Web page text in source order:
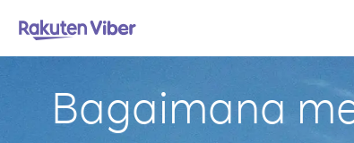
Bagaimana